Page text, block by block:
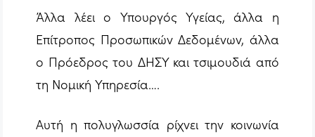
Άλλα λέει ο Υπουργός Υγείας, άλλα η
Επίτροπος Προσωπικών Δεδομένων, άλλα
ο Πρόεδρος του ΔΗΣΥ και τσιμουδιά από
τη Νομική Υπηρεσία….
Αυτή η πολυγλωσσία ρίχνει την κοινωνία